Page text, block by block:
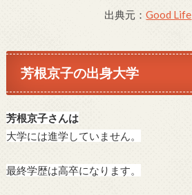
出典元：Good Life
芳根京子の出身大学
芳根京子さんは
大学には進学していません。
最終学歴は高卒になります。